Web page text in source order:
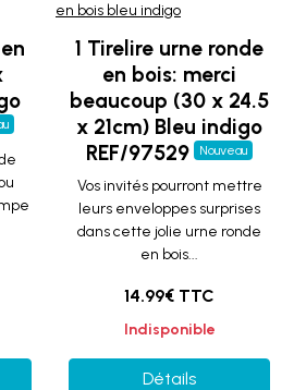
1 Tirelire urne ronde
en bois: merci
beaucoup (30 x 24.5
x 21cm) Bleu indigo
REF/97529
Nouveau
Vos invités pourront mettre
leurs enveloppes surprises
dans cette jolie urne ronde
en bois...
14.99€ TTC
Indisponible
Détails